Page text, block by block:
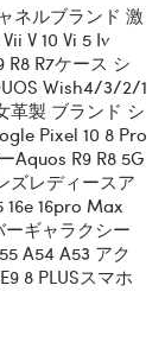
ネルブランド 激
V 10 Vi 5 Iv
R8 R7ケース シ
Wish4/3/2/1
革製 ブランド シ
Pixel 10 8 Pro
aquos R9 R8 5G
ズレディースア
16e 16pro Max
ーギャラクシー
A54 A53 アク
8 PLUSスマホ